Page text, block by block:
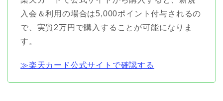
入会＆利用の場合は5,000ポイント付与されるの
で、実質2万円で購入することが可能になりま
す。
≫楽天カード公式サイトで確認する